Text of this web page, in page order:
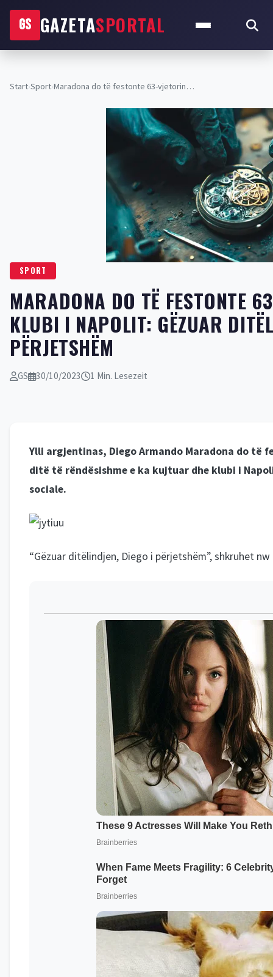
GS GAZETASPORTAL
Start›Sport›Maradona do të festonte 63-vjetorin…
SPORT
MARADONA DO TË FESTONTE
KLUBI I NAPOLIT: GËZUAR
PËRJETSHËM
GS 30/10/2023 1 Min. Lesezeit
Ylli argjentinas, Diego Armando Maradona do të
ditë të rëndësishme e ka kujtuar dhe klubi i
sociale.
“Gëzuar ditëlindjen, Diego i përjetshëm”, shkruhet